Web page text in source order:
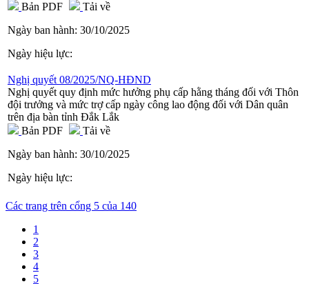
Bản PDF
Tải về
Ngày ban hành: 30/10/2025
Ngày hiệu lực:
Nghị quyết 08/2025/NQ-HĐND
Nghị quyết quy định mức hưởng phụ cấp hằng tháng đối với Thôn
đội trưởng và mức trợ cấp ngày công lao động đối với Dân quân
trên địa bàn tỉnh Đắk Lắk
Bản PDF
Tải về
Ngày ban hành: 30/10/2025
Ngày hiệu lực:
Các trang trên cổng 5 của 140
1
2
3
4
5